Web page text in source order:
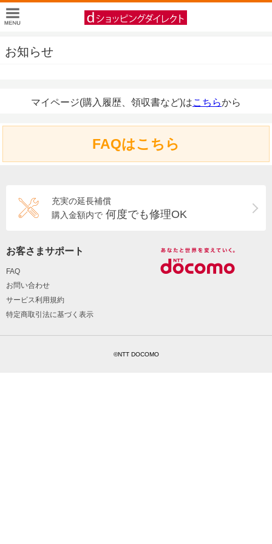
お知らせ
マイページ(購入履歴、領収書など)はこちらから
FAQはこちら
充実の延長補償
購入金額内で 何度でも修理OK
お客さまサポート
FAQ
お問い合わせ
サービス利用規約
特定商取引法に基づく表示
©NTT DOCOMO